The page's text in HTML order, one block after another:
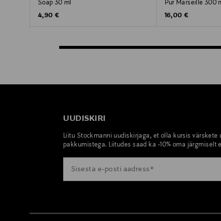
Soap 30 ml
Original Price
4,90 €
Pur Marseille 300
Original Price
16,00 €
UUDISKIRI
Liitu Stockmanni uudiskirjaga, et olla kursis värskete
pakkumistega. Liitudes saad ka -10% oma järgmiselt